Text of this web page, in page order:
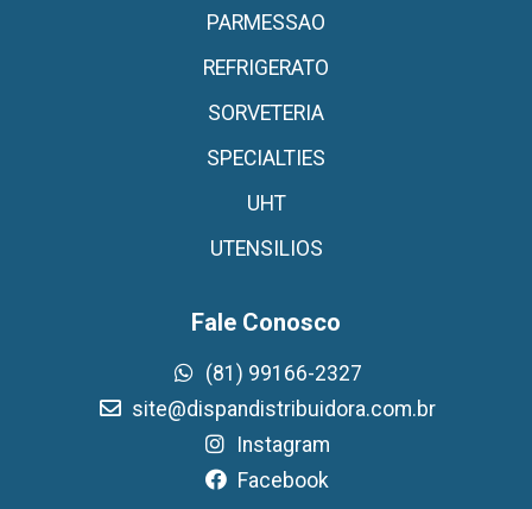
PARMESSAO
REFRIGERATO
SORVETERIA
SPECIALTIES
UHT
UTENSILIOS
Fale Conosco
(81) 99166-2327
site@dispandistribuidora.com.br
Instagram
Facebook